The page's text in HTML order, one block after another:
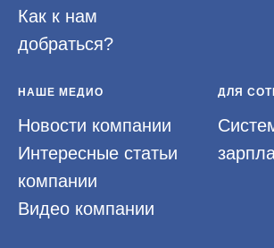
Как к нам
добраться?
НАШЕ МЕДИО
Новости компании
Интересные статьи
компании
Видео компании
ДЛЯ